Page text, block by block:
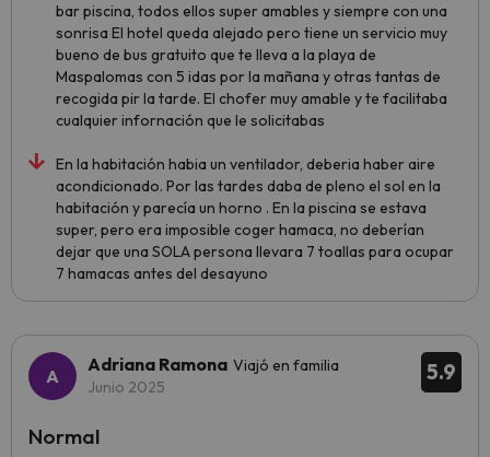
bar piscina, todos ellos super amables y siempre con una
sonrisa El hotel queda alejado pero tiene un servicio muy
bueno de bus gratuito que te lleva a la playa de
Maspalomas con 5 idas por la mañana y otras tantas de
recogida pir la tarde. El chofer muy amable y te facilitaba
cualquier infornación que le solicitabas
En la habitación habia un ventilador, deberia haber aire
acondicionado. Por las tardes daba de pleno el sol en la
habitación y parecía un horno . En la piscina se estava
super, pero era imposible coger hamaca, no deberían
dejar que una SOLA persona llevara 7 toallas para ocupar
7 hamacas antes del desayuno
5.9
Adriana Ramona Viajó en familia
Junio 2025
Normal